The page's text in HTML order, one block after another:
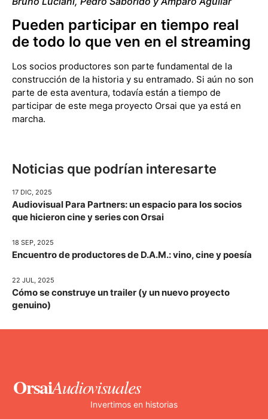
Pueden participar en tiempo real
de todo lo que ven en el streaming
Los socios productores son parte fundamental de la
construcción de la historia y su entramado. Si aún no son
parte de esta aventura, todavía están a tiempo de
participar de este mega proyecto Orsai que ya está en
marcha.
Noticias que podrían interesarte
17 DIC, 2025
Audiovisual Para Partners: un espacio para los socios
que hicieron cine y series con Orsai
18 SEP, 2025
Encuentro de productores de D.A.M.: vino, cine y poesía
22 JUL, 2025
Cómo se construye un trailer (y un nuevo proyecto
genuino)
OrsaiAudiovisuales
Invertimos en historias